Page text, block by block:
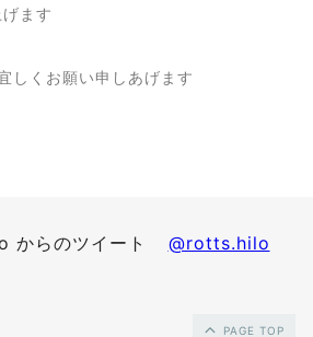
ます
くお願い申しあげます
からのツイート @rotts.hilo
PAGE TOP